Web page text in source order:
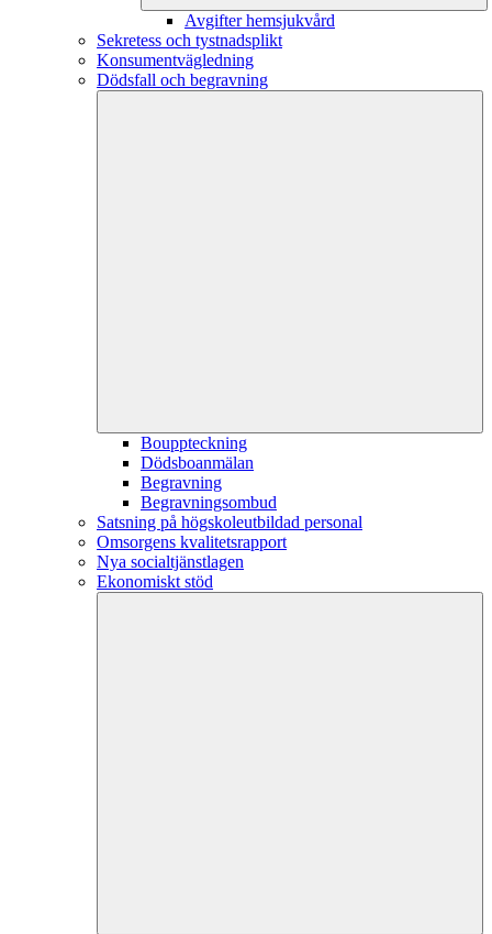
Avgifter hemsjukvård
Sekretess och tystnadsplikt
Konsumentvägledning
Dödsfall och begravning
Bouppteckning
Dödsboanmälan
Begravning
Begravningsombud
Satsning på högskoleutbildad personal
Omsorgens kvalitetsrapport
Nya socialtjänstlagen
Ekonomiskt stöd